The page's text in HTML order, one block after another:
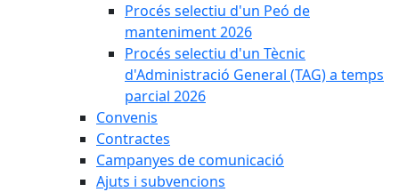
Procés selectiu d'un Peó de
manteniment 2026
Procés selectiu d'un Tècnic
d'Administració General (TAG) a temps
parcial 2026
Convenis
Contractes
Campanyes de comunicació
Ajuts i subvencions